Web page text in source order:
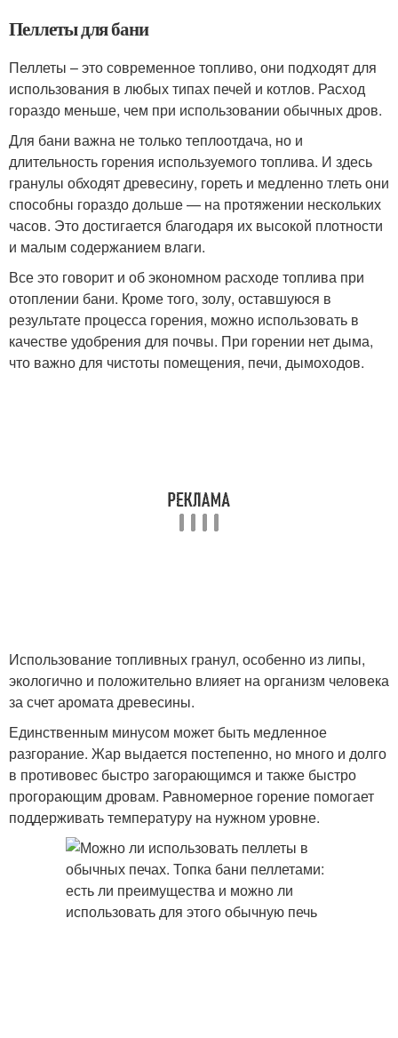
Пеллеты для бани
Пеллеты – это современное топливо, они подходят для
использования в любых типах печей и котлов. Расход
гораздо меньше, чем при использовании обычных дров.
Для бани важна не только теплоотдача, но и
длительность горения используемого топлива. И здесь
гранулы обходят древесину, гореть и медленно тлеть они
способны гораздо дольше — на протяжении нескольких
часов. Это достигается благодаря их высокой плотности
и малым содержанием влаги.
Все это говорит и об экономном расходе топлива при
отоплении бани. Кроме того, золу, оставшуюся в
результате процесса горения, можно использовать в
качестве удобрения для почвы. При горении нет дыма,
что важно для чистоты помещения, печи, дымоходов.
Использование топливных гранул, особенно из липы,
экологично и положительно влияет на организм человека
за счет аромата древесины.
Единственным минусом может быть медленное
разгорание. Жар выдается постепенно, но много и долго
в противовес быстро загорающимся и также быстро
прогорающим дровам. Равномерное горение помогает
поддерживать температуру на нужном уровне.